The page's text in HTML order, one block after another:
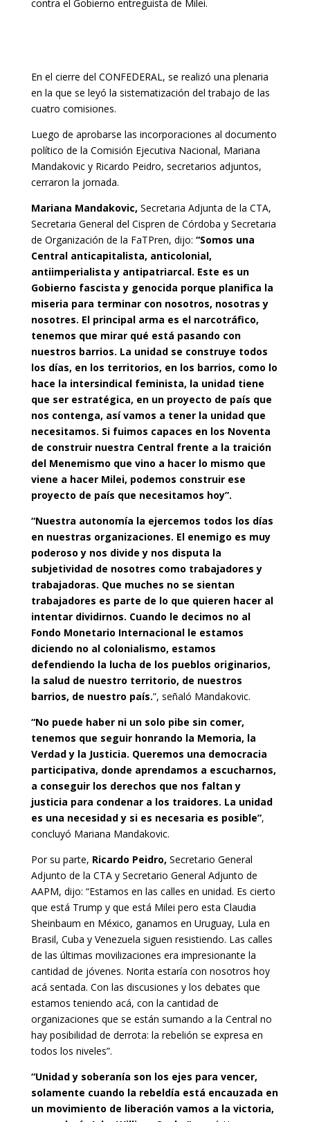
contra el Gobierno entreguista de Milei.
En el cierre del CONFEDERAL, se realizó una plenaria
en la que se leyó la sistematización del trabajo de las
cuatro comisiones.
Luego de aprobarse las incorporaciones al documento
político de la Comisión Ejecutiva Nacional, Mariana
Mandakovic y Ricardo Peidro, secretarios adjuntos,
cerraron la jornada.
Mariana Mandakovic, Secretaria Adjunta de la CTA,
Secretaria General del Cispren de Córdoba y Secretaria
de Organización de la FaTPren, dijo: “Somos una
Central anticapitalista, anticolonial,
antiimperialista y antipatriarcal. Este es un
Gobierno fascista y genocida porque planifica la
miseria para terminar con nosotros, nosotras y
nosotres. El principal arma es el narcotráfico,
tenemos que mirar qué está pasando con
nuestros barrios. La unidad se construye todos
los días, en los territorios, en los barrios, como lo
hace la intersindical feminista, la unidad tiene
que ser estratégica, en un proyecto de país que
nos contenga, así vamos a tener la unidad que
necesitamos. Si fuimos capaces en los Noventa
de construir nuestra Central frente a la traición
del Menemismo que vino a hacer lo mismo que
viene a hacer Milei, podemos construir ese
proyecto de país que necesitamos hoy”.
“Nuestra autonomía la ejercemos todos los días
en nuestras organizaciones. El enemigo es muy
poderoso y nos divide y nos disputa la
subjetividad de nosotres como trabajadores y
trabajadoras. Que muches no se sientan
trabajadores es parte de lo que quieren hacer al
intentar dividirnos. Cuando le decimos no al
Fondo Monetario Internacional le estamos
diciendo no al colonialismo, estamos
defendiendo la lucha de los pueblos originarios,
la salud de nuestro territorio, de nuestros
barrios, de nuestro país.”, señaló Mandakovic.
“No puede haber ni un solo pibe sin comer,
tenemos que seguir honrando la Memoria, la
Verdad y la Justicia. Queremos una democracia
participativa, donde aprendamos a escucharnos,
a conseguir los derechos que nos faltan y
justicia para condenar a los traidores. La unidad
es una necesidad y si es necesaria es posible”,
concluyó Mariana Mandakovic.
Por su parte, Ricardo Peidro, Secretario General
Adjunto de la CTA y Secretario General Adjunto de
AAPM, dijo: “Estamos en las calles en unidad. Es cierto
que está Trump y que está Milei pero esta Claudia
Sheinbaum en México, ganamos en Uruguay, Lula en
Brasil, Cuba y Venezuela siguen resistiendo. Las calles
de las últimas movilizaciones era impresionante la
cantidad de jóvenes. Norita estaría con nosotros hoy
acá sentada. Con las discusiones y los debates que
estamos teniendo acá, con la cantidad de
organizaciones que se están sumando a la Central no
hay posibilidad de derrota: la rebelión se expresa en
todos los niveles”.
“Unidad y soberanía son los ejes para vencer,
solamente cuando la rebeldía está encauzada en
un movimiento de liberación vamos a la victoria,